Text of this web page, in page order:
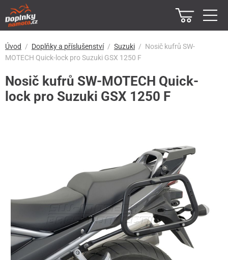
Úvod Doplňky a příslušenství Suzuki
Nosič kufrů SW-
MOTECH Quick-lock pro Suzuki GSX 1250 F
Nosič kufrů SW-MOTECH Quick-
lock pro Suzuki GSX 1250 F